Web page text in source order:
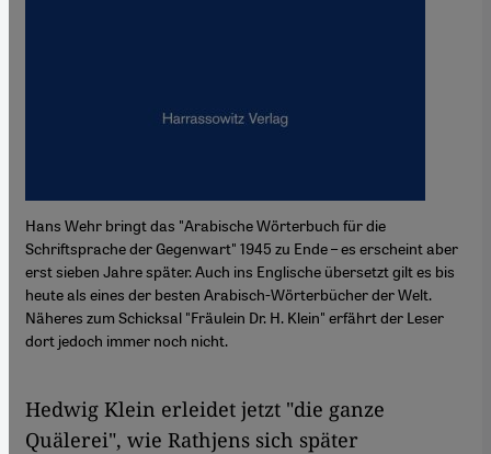
Hans Wehr bringt das "Arabische Wörterbuch für die
Schriftsprache der Gegenwart" 1945 zu Ende – es erscheint aber
erst sieben Jahre später. Auch ins Englische übersetzt gilt es bis
heute als eines der besten Arabisch-Wörterbücher der Welt.
Näheres zum Schicksal "Fräulein Dr. H. Klein" erfährt der Leser
dort jedoch immer noch nicht.
Hedwig Klein erleidet jetzt "die ganze
Quälerei", wie Rathjens sich später